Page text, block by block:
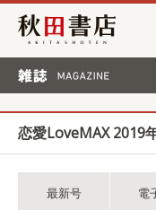
秋田書店
恋愛LoveMAX 2019
最新号 電